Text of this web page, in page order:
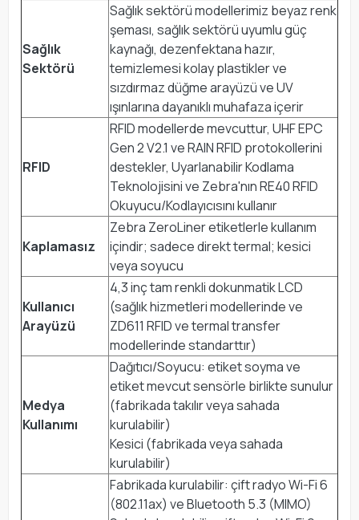
Sağlık
Sektörü
Sağlık sektörü modellerimiz beyaz renk
şeması, sağlık sektörü uyumlu güç
kaynağı, dezenfektana hazır,
temizlemesi kolay plastikler ve
sızdırmaz düğme arayüzü ve UV
ışınlarına dayanıklı muhafaza içerir
RFID
RFID modellerde mevcuttur, UHF EPC
Gen 2 V2.1 ve RAIN RFID protokollerini
destekler, Uyarlanabilir Kodlama
Teknolojisini ve Zebra'nın RE40 RFID
Okuyucu/Kodlayıcısını kullanır
Kaplamasız
Zebra ZeroLiner etiketlerle kullanım
içindir; sadece direkt termal; kesici
veya soyucu
Kullanıcı
Arayüzü
4,3 inç tam renkli dokunmatik LCD
(sağlık hizmetleri modellerinde ve
ZD611 RFID ve termal transfer
modellerinde standarttır)
Medya
Kullanımı
Dağıtıcı/Soyucu: etiket soyma ve
etiket mevcut sensörle birlikte sunulur
(fabrikada takılır veya sahada
kurulabilir)
Kesici (fabrikada veya sahada
kurulabilir)
Fabrikada kurulabilir: çift radyo Wi-Fi 6
(802.11ax) ve Bluetooth 5.3 (MIMO)